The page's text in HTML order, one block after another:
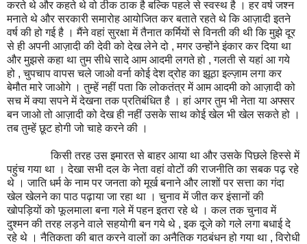
करते थे और कहते थे वो ठीक ठाक है बल्कि पहले से स्वस्थ है । हर वर्ष जश्न
मनाते थे और सरकारी समारोह आयोजित कर बताते रहते थे कि आज़ादी इतने
वर्ष की हो गई है । मैंने वहां सुरक्षा में तैनात कर्मियों से विनती की थी कि मुझे दूर
से ही अपनी आज़ादी की देवी को देख लेने दो , मगर उन्होंने इंकार कर दिया था
और मुझसे कहा था तुम सीधे सादे आम आदमी लगते हो , गलती से यहां आ गये
हो , चुपचाप वापस चले जाओ वर्ना कोई देश द्रोह का झूठा इल्ज़ाम लगा कर
बेमौत मारे जाओगे । तुम्हें नहीं पता कि लोकतंत्र में आम आदमी को आज़ादी को
सच में क्या सपने में देखना तक प्रतिबंधित है । हां अगर तुम भी नेता या अफ्सर
बन जाओ तो आज़ादी को देख ही नहीं उसके साथ कोई खेल भी खेल सकते हो ।
तब तुम्हें छूट होगी जो चाहे करने की ।
किसी तरह उस इमारत से बाहर आया था और उसके पिछले हिस्से में
पहुंच गया था । देखा सभी दल के नेता वहां वोटों की राजनीति का सबक पढ़ रहे
थे । जाति धर्म के नाम पर जनता को मूर्ख बनाने और लाशों पर सत्ता का गंदा
खेल खेलने का पाठ पढ़ाया जा रहा था । चुनाव में जीत कर इंसानों की
खोपड़ियों को फूलमाला बना गले में पहन इतरा रहे थे । कल तक चुनाव में
दुश्मन की तरह लड़ने वाले सहयोगी बन गये थे , इक दूजे को गले लगा बधाई दे
रहे थे । नैतिकता की बात करने वालों का अनैतिक गठबंधन हो गया था , विरोधी